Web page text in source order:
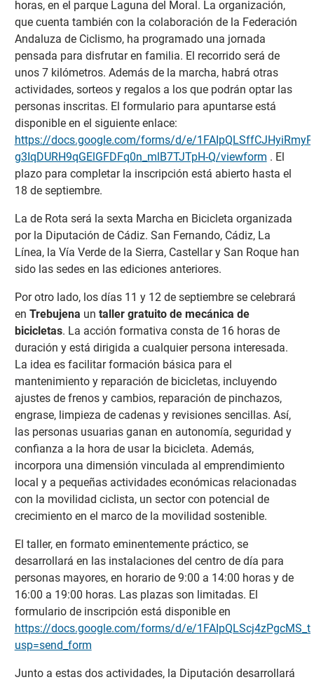
horas, en el parque Laguna del Moral. La organización,
que cuenta también con la colaboración de la Federación
Andaluza de Ciclismo, ha programado una jornada
pensada para disfrutar en familia. El recorrido será de
unos 7 kilómetros. Además de la marcha, habrá otras
actividades, sorteos y regalos a los que podrán optar las
personas inscritas. El formulario para apuntarse está
disponible en el siguiente enlace:
https://docs.google.com/forms/d/e/
g3IqDURH9qGElGFDFq0n_mlB7TJTpH-Q/viewform . El
plazo para completar la inscripción está abierto hasta el
18 de septiembre.
La de Rota será la sexta Marcha en Bicicleta organizada
por la Diputación de Cádiz. San Fernando, Cádiz, La
Línea, la Vía Verde de la Sierra, Castellar y San Roque han
sido las sedes en las ediciones anteriores.
Por otro lado, los días 11 y 12 de septiembre se celebrará
en Trebujena un taller gratuito de mecánica de
bicicletas. La acción formativa consta de 16 horas de
duración y está dirigida a cualquier persona interesada.
La idea es facilitar formación básica para el
mantenimiento y reparación de bicicletas, incluyendo
ajustes de frenos y cambios, reparación de pinchazos,
engrase, limpieza de cadenas y revisiones sencillas. Así,
las personas usuarias ganan en autonomía, seguridad y
confianza a la hora de usar la bicicleta. Además,
incorpora una dimensión vinculada al emprendimiento
local y a pequeñas actividades económicas relacionadas
con la movilidad ciclista, un sector con potencial de
crecimiento en el marco de la movilidad sostenible.
El taller, en formato eminentemente práctico, se
desarrollará en las instalaciones del centro de día para
personas mayores, en horario de 9:00 a 14:00 horas y de
16:00 a 19:00 horas. Las plazas son limitadas. El
formulario de inscripción está disponible en
https://docs.google.com/forms/d/e/
usp=send_form
Junto a estas dos actividades, la Diputación desarrollará